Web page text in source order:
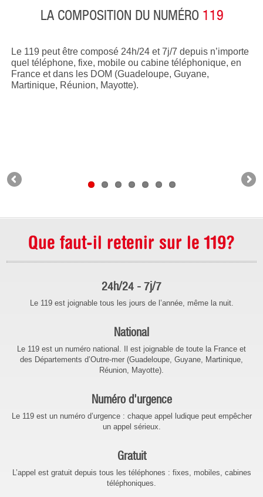
LA COMPOSITION DU NUMÉRO 119
Le 119 peut être composé 24h/24 et 7j/7 depuis n’importe
quel téléphone, fixe, mobile ou cabine téléphonique, en
France et dans les DOM (Guadeloupe, Guyane,
Martinique, Réunion, Mayotte).
Que faut-il retenir sur le 119?
24h/24 - 7j/7
Le 119 est joignable tous les jours de l’année, même la nuit.
National
Le 119 est un numéro national. Il est joignable de toute la France et
des Départements d’Outre-mer (Guadeloupe, Guyane, Martinique,
Réunion, Mayotte).
Numéro d'urgence
Le 119 est un numéro d’urgence : chaque appel ludique peut empêcher
un appel sérieux.
Gratuit
L’appel est gratuit depuis tous les téléphones : fixes, mobiles, cabines
téléphoniques.